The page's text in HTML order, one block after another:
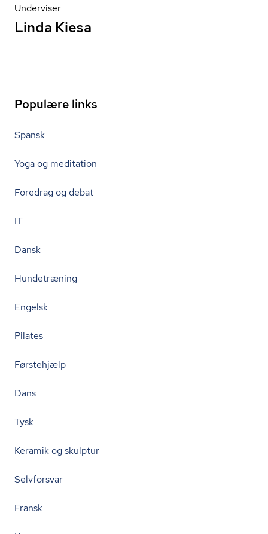
Underviser
Linda Kiesa
Populære links
Spansk
Yoga og meditation
Foredrag og debat
IT
Dansk
Hundetræning
Engelsk
Pilates
Førstehjælp
Dans
Tysk
Keramik og skulptur
Selvforsvar
Fransk